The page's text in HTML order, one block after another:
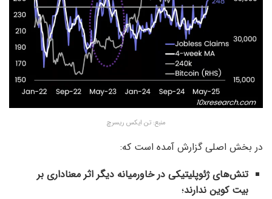
منبع: تن ایکس ریسرچ
در بخش اصلی گزارش آمده است که:
تنش‌های ژئوپلیتیکی در خاورمیانه دیگر اثر معناداری بر
بیت کوین ندارند؛